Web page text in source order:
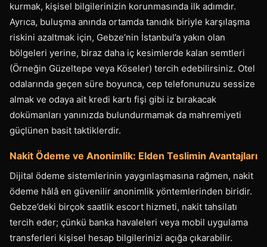
kurmak, kişisel bilgilerinizin korunmasında ilk adımdır.
Ayrıca, buluşma anında ortamda tanıdık biriyle karşılaşma
riskini azaltmak için, Gebze’nin İstanbul’a yakın olan
bölgeleri yerine, biraz daha iç kesimlerde kalan semtleri
(Örneğin Güzeltepe veya Köseler) tercih edebilirsiniz. Otel
odalarında geçen süre boyunca, cep telefonunuzu sessize
almak ve odaya ait kredi kartı fişi gibi iz bırakacak
dokümanları yanınızda bulundurmamak da mahremiyeti
güçlünen basit taktiklerdir.
Nakit Ödeme ve Anonimlik: Elden Teslimin Avantajları
Dijital ödeme sistemlerinin yaygınlaşmasına rağmen, nakit
ödeme hâlâ en güvenilir anonimlik yöntemlerinden biridir.
Gebze’deki birçok saatlik escort hizmeti, nakit tahsilatı
tercih eder; çünkü banka havaleleri veya mobil uygulama
transferleri kişisel hesap bilgilerinizi açığa çıkarabilir.